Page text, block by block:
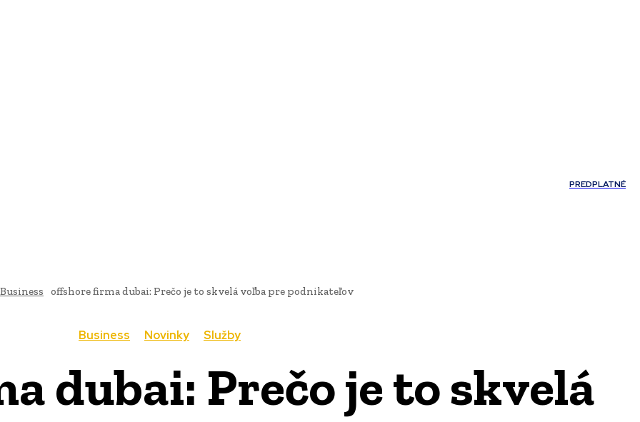
PREDPLATNÉ
Business offshore firma dubai: Prečo je to skvelá voľba pre podnikateľov
Business Novinky Služby
dubai: Prečo je to skvelá